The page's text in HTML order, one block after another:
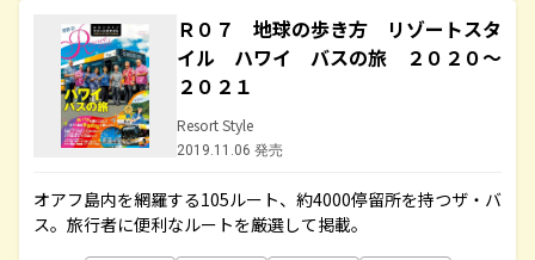
Ｒ０７ 地球の歩き方 リゾートスタ
イル ハワイ バスの旅 ２０２０～
２０２１
Resort Style
2019.11.06 発売
オアフ島内を網羅する105ルート、約4000停留所を持つザ・バ
ス。旅行者に便利なルートを厳選して掲載。